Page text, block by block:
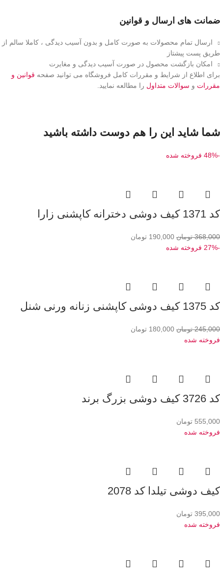
ضمانت های ارسال و قوانین
ارسال تمام محصولات به صورت کامل و بدون آسیب دیدگی ، کاملا سالم از
طریق پست پیشتاز
امکان بازگشت محصول در صورت آسیب دیدگی و مغایرت
برای اطلاع از شرایط و مقررات کامل فروشگاه می توانید صفحه قوانین و
مقررات و سوالات متداول را مطالعه نمایید.
شما شاید این را هم دوست داشته باشید
-48% فروخته شده
کد 1371 کیف دوشی دخترانه کاپشنی زارا
368,000 تومان 190,000 تومان
-27% فروخته شده
کد 1375 کیف دوشی کاپشنی زنانه ورنی شنل
245,000 تومان 180,000 تومان
فروخته شده
کد 3726 کیف دوشی بزرگ برند
555,000 تومان
فروخته شده
کیف دوشی تیلدا کد 2078
395,000 تومان
فروخته شده